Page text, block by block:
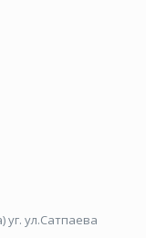
уг. ул.Сатпаева